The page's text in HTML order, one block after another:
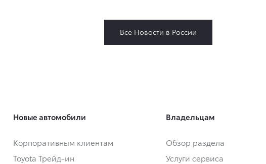
Все Новости в России
Новые автомобили
Корпоративным клиентам
Toyota Трейд-ин
Владельцам
Обзор раздела
Услуги сервиса